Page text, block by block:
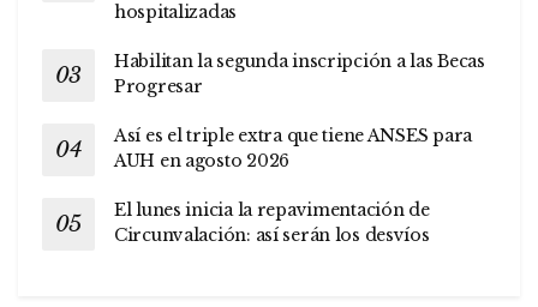
hospitalizadas
Habilitan la segunda inscripción a las Becas
Progresar
Así es el triple extra que tiene ANSES para
AUH en agosto 2026
El lunes inicia la repavimentación de
Circunvalación: así serán los desvíos